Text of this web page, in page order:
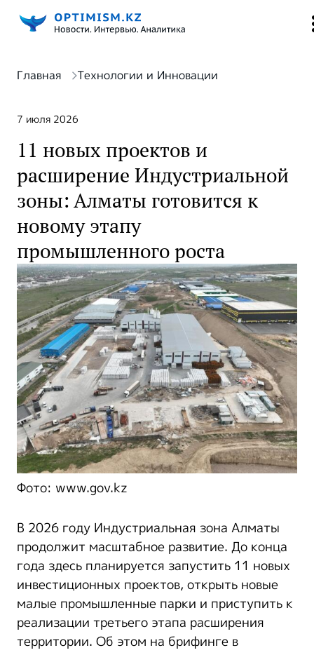
Главная Технологии и Инновации
7 июля 2026
11 новых проектов и
расширение Индустриальной
зоны: Алматы готовится к
новому этапу
промышленного роста
Фото: www.gov.kz
В 2026 году Индустриальная зона Алматы
продолжит масштабное развитие. До конца
года здесь планируется запустить 11 новых
инвестиционных проектов, открыть новые
малые промышленные парки и приступить к
реализации третьего этапа расширения
территории. Об этом на брифинге в